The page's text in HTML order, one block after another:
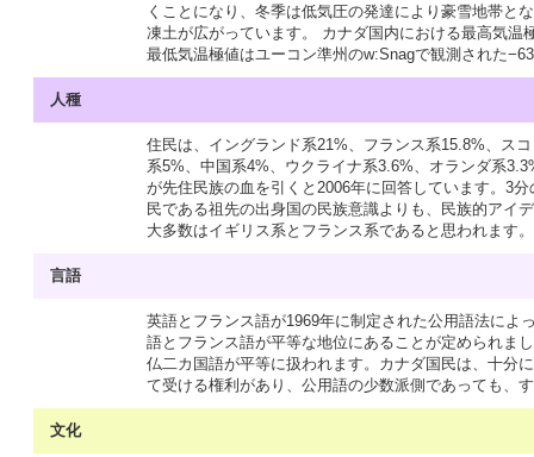
くことになり、冬季は低気圧の発達により豪雪地帯と
凍土が広がっています。 カナダ国内における最高気温
最低気温極値はユーコン準州のw:Snagで観測された
人種
住民は、イングランド系21%、フランス系15.8%、ス
系5%、中国系4%、ウクライナ系3.6%、オランダ系
が先住民族の血を引くと2006年に回答しています。3
民である祖先の出身国の民族意識よりも、民族的アイ
大多数はイギリス系とフランス系であると思われます
言語
英語とフランス語が1969年に制定された公用語法によ
語とフランス語が平等な地位にあることが定められま
仏二カ国語が平等に扱われます。カナダ国民は、十分
て受ける権利があり、公用語の少数派側であっても、
文化